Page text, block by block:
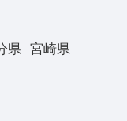
県
宮崎県